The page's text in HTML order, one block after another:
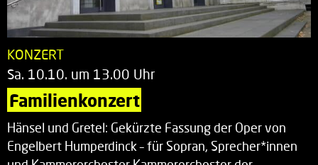
KONZERT
Sa. 10.10. um 13.00 Uhr
Familienkonzert
Hänsel und Gretel: Gekürzte Fassung der Oper von
Engelbert Humperdinck – für Sopran, Sprecher*innen